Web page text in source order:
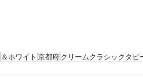
＆ホワイト 京都府クリームクラシックタビ